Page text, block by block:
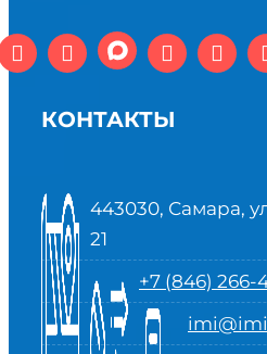
КОНТАКТЫ
443030, Самара,
21
+7 (846) 266-